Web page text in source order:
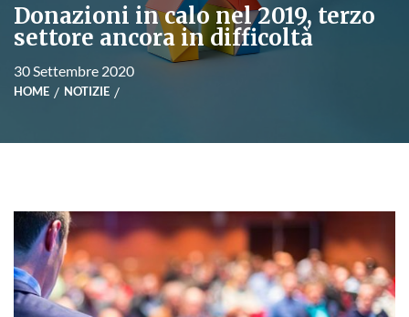
Donazioni in calo nel 2019, terzo
settore ancora in difficoltà
30 Settembre 2020
HOME NOTIZIE